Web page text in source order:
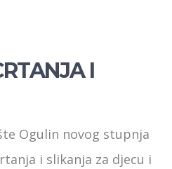
I
Ogulin novog stupnja
i slikanja za djecu i